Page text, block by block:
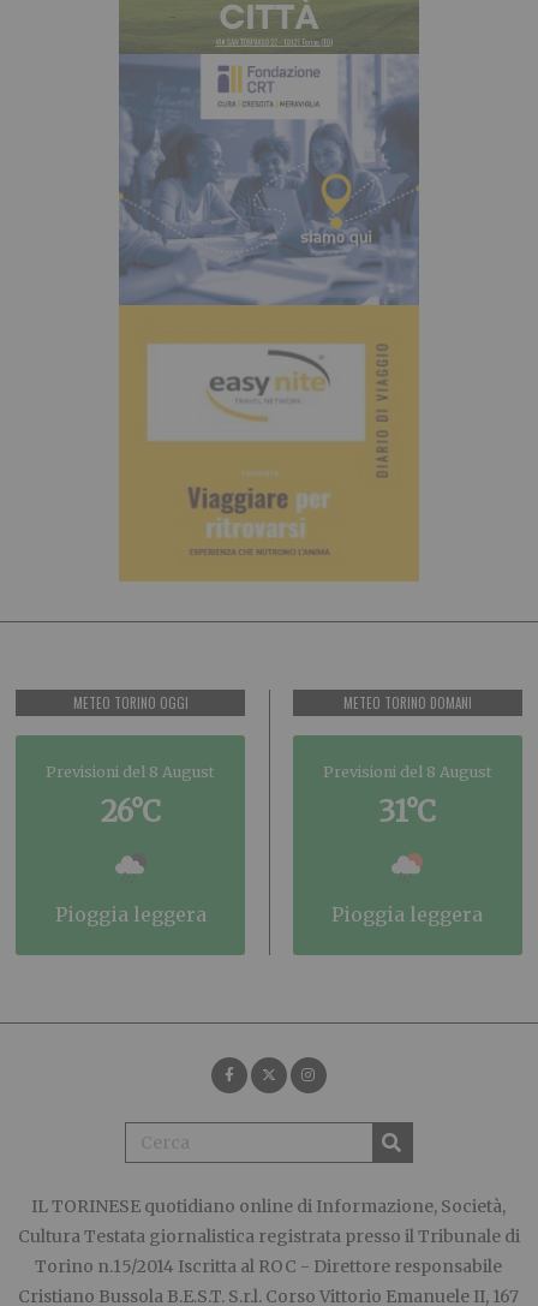
METEO TORINO OGGI
Previsioni del 8 August
26°C
pioggia leggera
METEO TORINO DOMANI
Previsioni del 8 August
31°C
pioggia leggera
IL TORINESE quotidiano online di Informazione, Società,
Cultura Testata giornalistica registrata presso il Tribunale di
Torino n.15/2014 Iscritta al ROC - Direttore responsabile
Cristiano Bussola B.E.S.T. S.r.l. Corso Vittorio Emanuele II, 167